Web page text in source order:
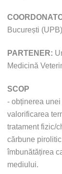
București (UPB)
PARTENER:
Medicină
SCOP
- obținerea
valorificarea
tratament fizic/
cărbune
îmbunătățirea
mediului.